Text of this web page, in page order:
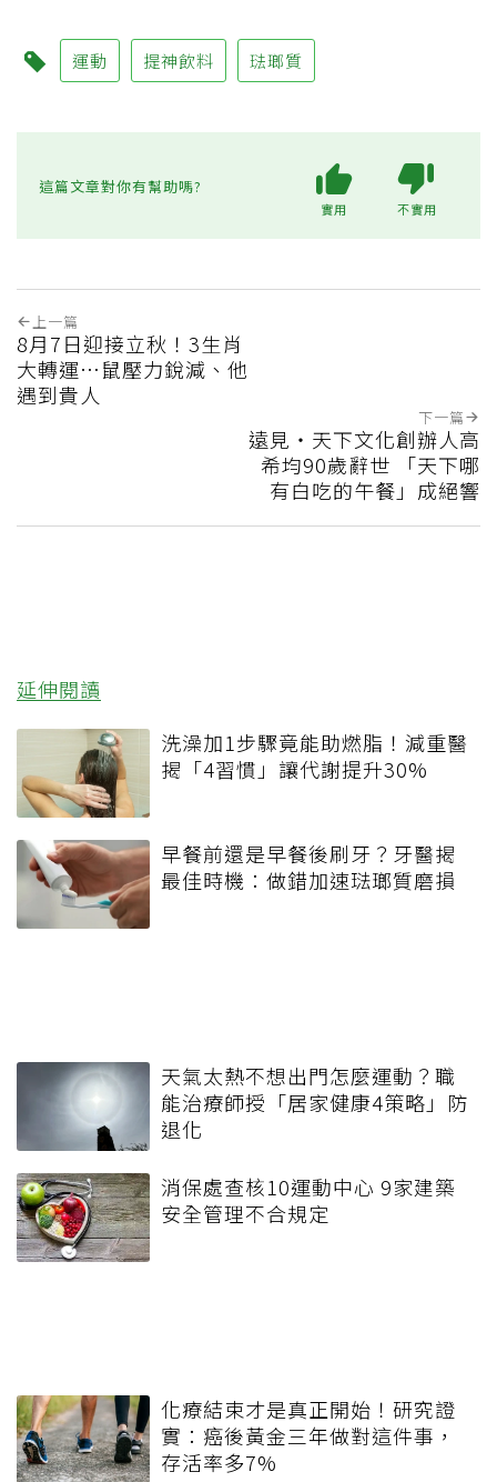
運動 提神飲料 琺瑯質
這篇文章對你有幫助嗎?
實用 不實用
上一篇
8月7日迎接立秋！3生肖
大轉運…鼠壓力銳減、他
遇到貴人
下一篇
遠見‧天下文化創辦人高
希均90歲辭世 「天下哪
有白吃的午餐」成絕響
延伸閱讀
洗澡加1步驟竟能助燃脂！減重醫
揭「4習慣」讓代謝提升30%
早餐前還是早餐後刷牙？牙醫揭
最佳時機：做錯加速琺瑯質磨損
天氣太熱不想出門怎麼運動？職
能治療師授「居家健康4策略」防
退化
消保處查核10運動中心 9家建築
安全管理不合規定
化療結束才是真正開始！研究證
實：癌後黃金三年做對這件事，
存活率多7%